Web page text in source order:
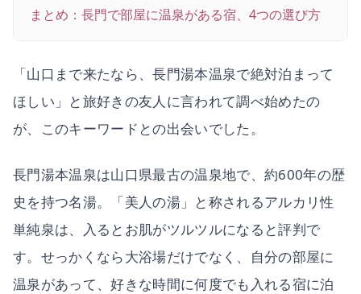
まとめ：長門で部屋に温泉がある宿、4つの選び方
「山口まで来たなら、長門湯本温泉で絶対泊まって
ほしい」と旅好きの友人に言われて調べ始めたの
が、このキーワードとの出会いでした。
長門湯本温泉は山口県最古の温泉地で、約600年の歴
史を持つ名湯。「美人の湯」と称されるアルカリ性
単純泉は、入るとお肌がツルツルになると評判で
す。せっかくなら大浴場だけでなく、自分の部屋に
温泉があって、好きな時間に何度でも入れる宿に泊